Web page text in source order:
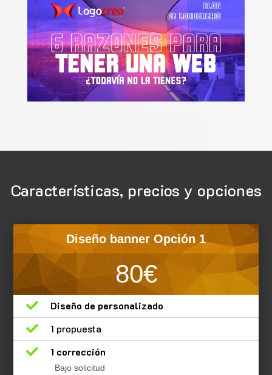
Características, precios y opciones
Diseño banner Opción 1
80€

Diseño de personalizado

1 propuesta

1 corrección
Bajo solicitud